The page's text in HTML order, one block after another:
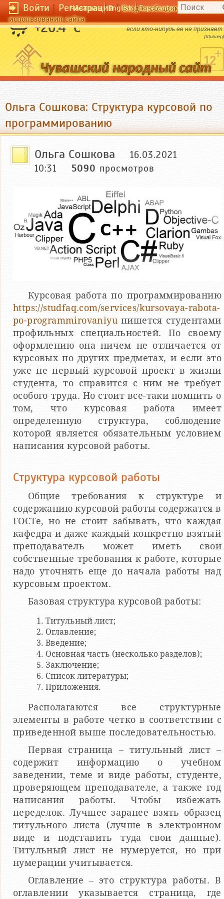
Войти|Регистрация|Вход необходим для
использования сайта
Чӑвашла English Esperanto
+20.4 °C
Истина ничуть не страдает от того,
если кто-нибудь еe не признаeт.
(Шиллер)
Ольга Сошкова: Структура курсовой по
программированию
Ольга Сошкова
16.03.2021
10:31
5090 просмотров
Курсовая работа по программированию
https://studfaq.com/services/kursovaya-rabota-
po-programmirovaniyu пишется студентами
профильных специальностей. По своему
оформлению она ничем не отличается от
курсовых по других предметах, и если это
уже не первый курсовой проект в жизни
студента, то справится с ним не требует
особого труда. Но стоит все-таки помнить о
том, что курсовая работа имеет
определенную структура, соблюдение
которой является обязательным условием
написания курсовой работы.
Структура курсовой работы
Общие требования к структуре и
содержанию курсовой работы содержатся в
ГОСТе, но не стоит забывать, что каждая
кафедра и даже каждый конкретно взятый
преподаватель может иметь свои
собственные требования к работе, которые
надо уточнять еще до начала работы над
курсовым проектом.
Базовая структура курсовой работы:
Титульный лист;
Оглавление;
Введение;
Основная часть (несколько разделов);
Заключение;
Список литературы;
Приложения.
Располагаются все структурные
элементы в работе четко в соответствии с
приведенной выше последовательностью.
Первая страница – титульный лист –
содержит информацию о учебном
заведении, теме и виде работы, студенте,
проверяющем преподавателе, а также год
написания работы. Чтобы избежать
переделок. Лучшее заранее взять образец
титульного листа (лучше в электронном
виде и подставить туда свои данные).
Титульный лист не нумеруется, но при
нумерации учитывается.
Оглавление – это структура работы. В
оглавлении указывается страница, где